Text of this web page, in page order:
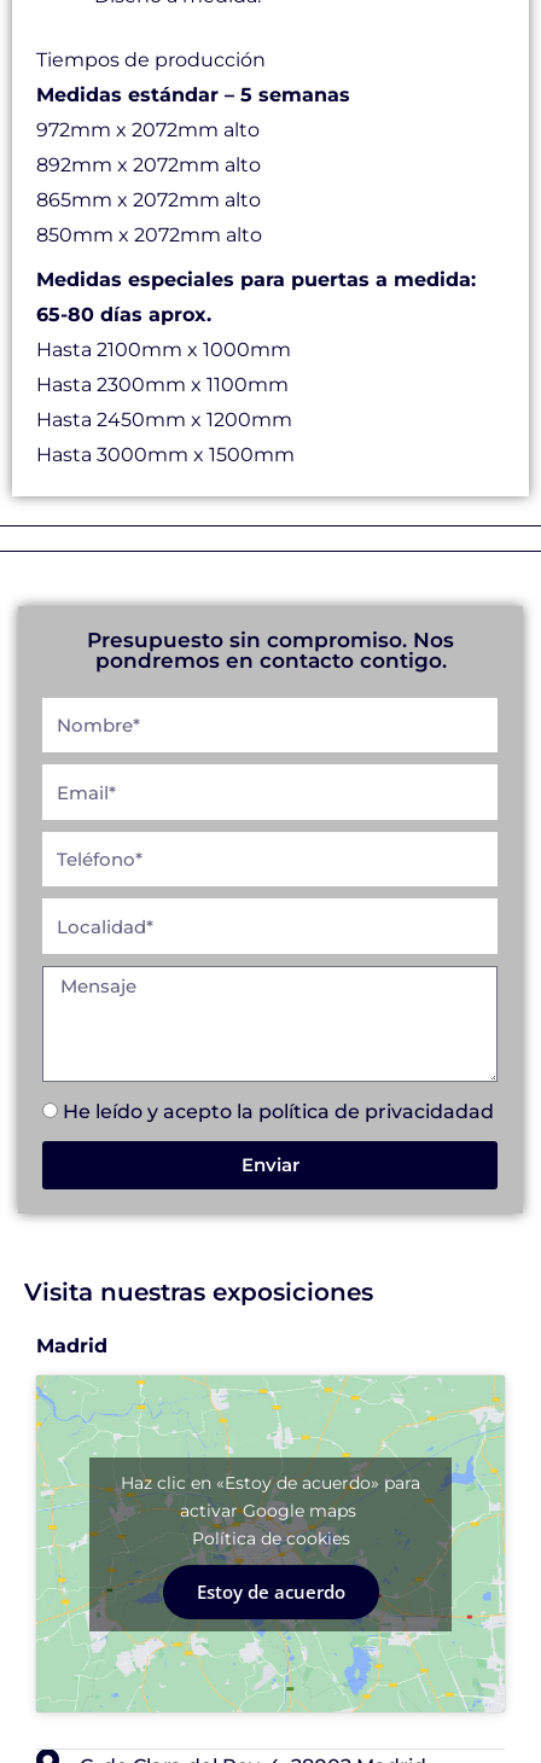
Tiempos de producción
Medidas estándar – 5 semanas
972mm x 2072mm alto
892mm x 2072mm alto
865mm x 2072mm alto
850mm x 2072mm alto
Medidas especiales para puertas a medida:
65-80 días aprox.
Hasta 2100mm x 1000mm
Hasta 2300mm x 1100mm
Hasta 2450mm x 1200mm
Hasta 3000mm x 1500mm
Presupuesto sin compromiso. Nos
pondremos en contacto contigo.
He leído y acepto la política de privacidadad
Enviar
Visita nuestras exposiciones
Madrid
Haz clic en «Estoy de acuerdo» para
activar Google maps
Política de cookies
Estoy de acuerdo